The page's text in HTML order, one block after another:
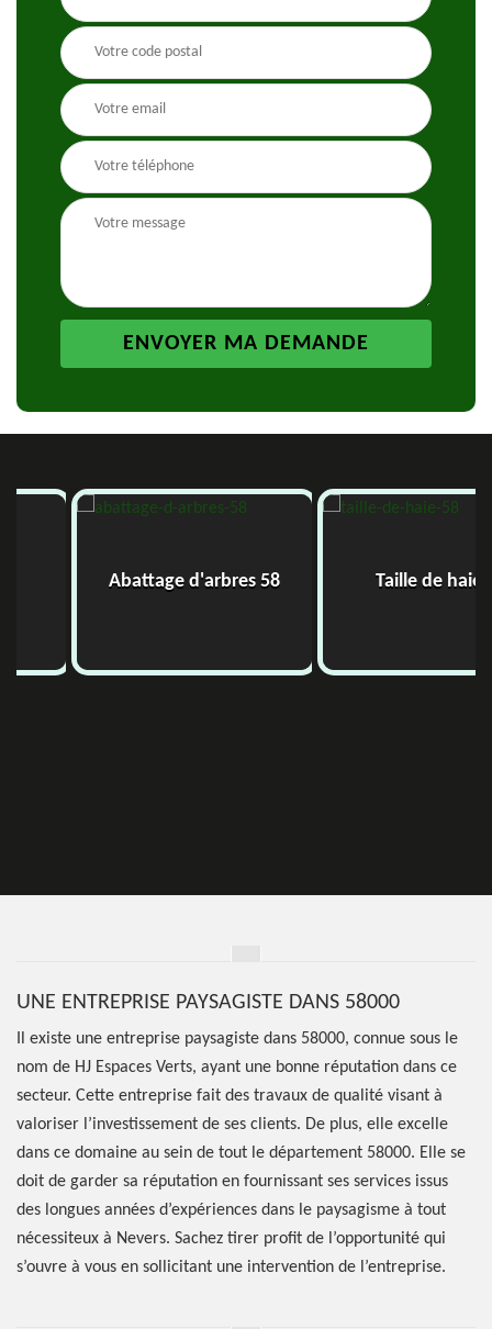
Abattage d'arbres 58 Taille de haie
UNE ENTREPRISE PAYSAGISTE DANS 58000
Il existe une entreprise paysagiste dans 58000, connue sous le
nom de HJ Espaces Verts, ayant une bonne réputation dans ce
secteur. Cette entreprise fait des travaux de qualité visant à
valoriser l’investissement de ses clients. De plus, elle excelle
dans ce domaine au sein de tout le département 58000. Elle se
doit de garder sa réputation en fournissant ses services issus
des longues années d’expériences dans le paysagisme à tout
nécessiteux à Nevers. Sachez tirer profit de l’opportunité qui
s’ouvre à vous en sollicitant une intervention de l’entreprise.